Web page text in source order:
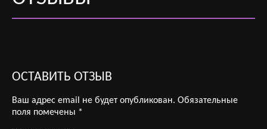
ОСТАВИТЬ ОТЗЫВ
Ваш адрес email не будет опубликован. Обязательные
поля помечены *